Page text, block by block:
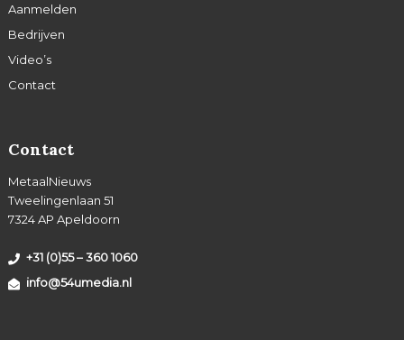
Aanmelden
Bedrijven
Video’s
Contact
Contact
MetaalNieuws
Tweelingenlaan 51
7324 AP Apeldoorn
+31 (0)55 – 360 1060
info@54umedia.nl